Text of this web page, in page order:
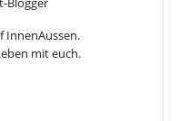
InnenAussen.
mit euch.